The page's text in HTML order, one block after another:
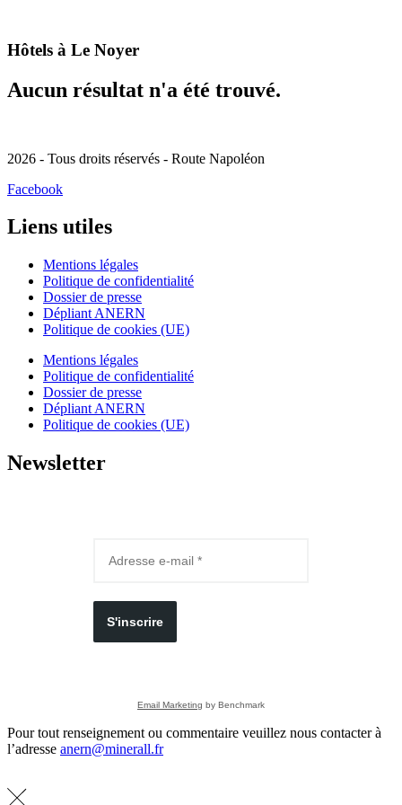
contenu
Hôtels à Le Noyer
Aucun résultat n'a été trouvé.
2026 - Tous droits réservés - Route Napoléon
Facebook
Liens utiles
Mentions légales
Politique de confidentialité
Dossier de presse
Dépliant ANERN
Politique de cookies (UE)
Mentions légales
Politique de confidentialité
Dossier de presse
Dépliant ANERN
Politique de cookies (UE)
Newsletter
S'inscrire
Email Marketing by Benchmark
Pour tout renseignement ou commentaire veuillez nous contacter à
l’adresse anern@minerall.fr